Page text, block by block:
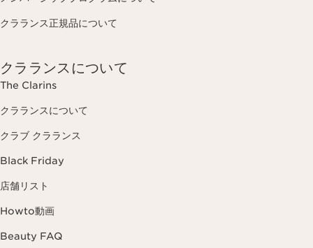
クラランス正規品について
クラランスについて
The Clarins
クラランスについて
クラブ クラランス
Black Friday
店舗リスト
Howto動画
Beauty FAQ